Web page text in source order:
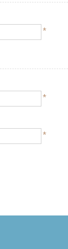
*
*
*